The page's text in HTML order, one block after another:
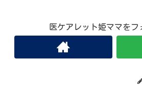
医ケアレット姫ママをフ